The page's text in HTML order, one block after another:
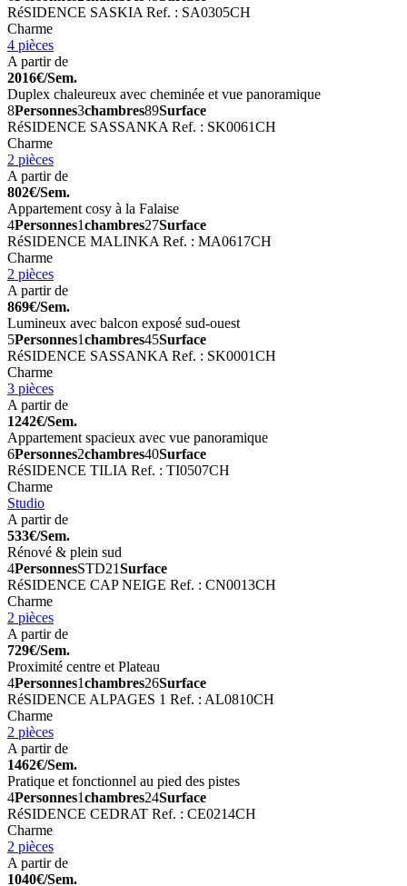
RéSIDENCE SASKIA Ref. : SA0305CH
Charme
4 pièces
A partir de
2016€/Sem.
Duplex chaleureux avec cheminée et vue panoramique
8Personnes3chambres89Surface
RéSIDENCE SASSANKA Ref. : SK0061CH
Charme
2 pièces
A partir de
802€/Sem.
Appartement cosy à la Falaise
4Personnes1chambres27Surface
RéSIDENCE MALINKA Ref. : MA0617CH
Charme
2 pièces
A partir de
869€/Sem.
Lumineux avec balcon exposé sud-ouest
5Personnes1chambres45Surface
RéSIDENCE SASSANKA Ref. : SK0001CH
Charme
3 pièces
A partir de
1242€/Sem.
Appartement spacieux avec vue panoramique
6Personnes2chambres40Surface
RéSIDENCE TILIA Ref. : TI0507CH
Charme
Studio
A partir de
533€/Sem.
Rénové & plein sud
4PersonnesSTD21Surface
RéSIDENCE CAP NEIGE Ref. : CN0013CH
Charme
2 pièces
A partir de
729€/Sem.
Proximité centre et Plateau
4Personnes1chambres26Surface
RéSIDENCE ALPAGES 1 Ref. : AL0810CH
Charme
2 pièces
A partir de
1462€/Sem.
Pratique et fonctionnel au pied des pistes
4Personnes1chambres24Surface
RéSIDENCE CEDRAT Ref. : CE0214CH
Charme
2 pièces
A partir de
1040€/Sem.